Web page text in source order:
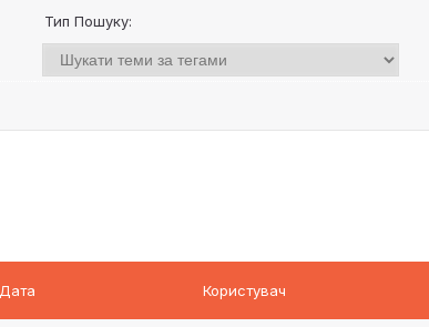
Тип Пошуку:
Дата Користувач